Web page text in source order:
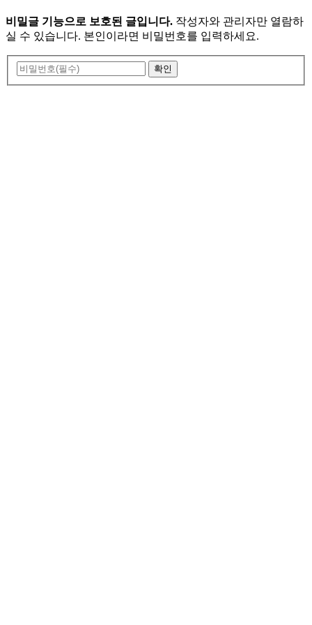
비밀글 기능으로 보호된 글입니다. 작성자와 관리자만 열람하
실 수 있습니다. 본인이라면 비밀번호를 입력하세요.